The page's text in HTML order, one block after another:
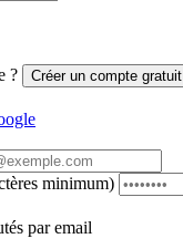
? Créer un compte gratuit
minimum)
par email